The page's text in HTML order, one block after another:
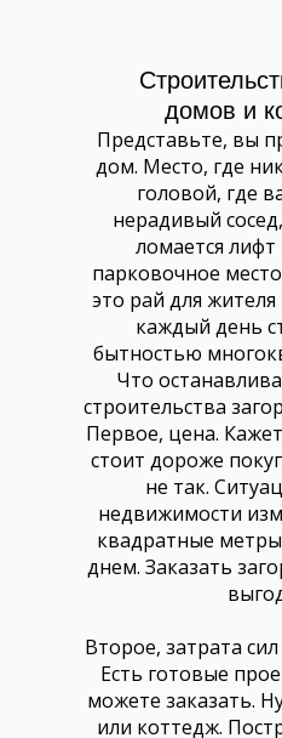
домов и
Представьте, вы
дом. Место, где
головой, где
нерадивый
ломается лифт
парковочное
это рай для
каждый день
бытностью
Что
строительства
Первое, цена.
стоит дороже
не так.
недвижимости
квадратные
днем. Заказать
Второе, затрата
Есть готовые
можете заказать.
или коттедж.